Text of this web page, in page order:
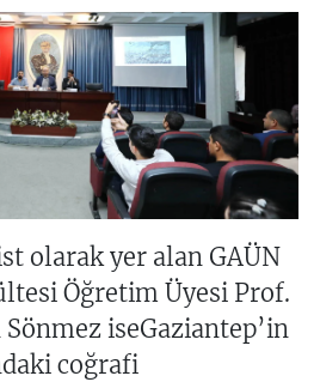
olarak yer alan GAÜN
Öğretim Üyesi Prof.
iseGaziantep’in
coğrafi